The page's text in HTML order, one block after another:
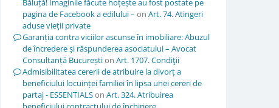
Băluță! Imaginile făcute hoțește au fost postate pe
pagina de Facebook a edilului – on Art. 74. Atingeri
aduse vieţii private
Garanția contra viciilor ascunse în imobiliare: Abuzul
de încredere și răspunderea asociatului – Avocat
Consultanță Bucureștion Art. 1707. Condiţii
Admisibilitatea cererii de atribuire la divorț a
beneficiului locuinței familiei în lipsa unei cereri de
partaj - ESSENTIALSon Art. 324. Atribuirea